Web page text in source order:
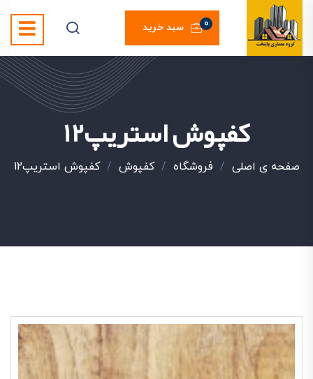
سبد خرید 0
کفپوش استریپ12
صفحه ی اصلی / فروشگاه /کفپوش /کفپوش استریپ12